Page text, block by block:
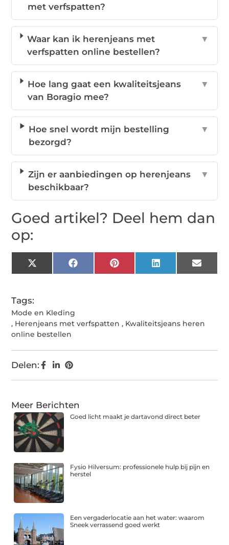
met verfspatten?
Waar kan ik herenjeans met
verfspatten online bestellen?
▼
Hoe lang gaat een kwaliteitsjeans
van Boragio mee?
▼
Hoe snel wordt mijn bestelling
bezorgd?
▼
Zijn er aanbiedingen op herenjeans
beschikbaar?
▼
Goed artikel? Deel hem dan
op:
X
(Twitter)
FacebookPinterestLinkedIn Email
Tags:
Mode en Kleding
, Herenjeans met verfspatten , Kwaliteitsjeans heren
online bestellen
Delen:
Meer Berichten
Goed licht maakt je dartavond direct beter
Fysio Hilversum: professionele hulp bij pijn en
herstel
Een vergaderlocatie aan het water: waarom
Sneek verrassend goed werkt